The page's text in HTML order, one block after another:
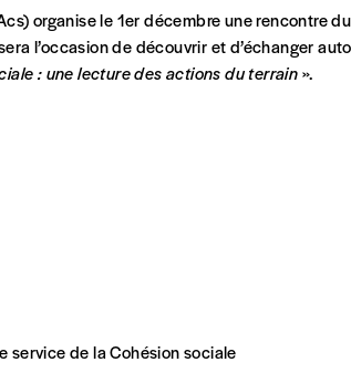
Les
organise le 1er décembre une rencontre
l’occasion de découvrir et d’échanger
: une lecture des actions du terrain».
service de la Cohésion sociale